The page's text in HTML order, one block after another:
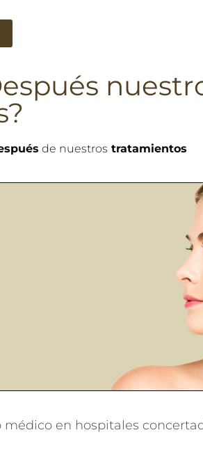
de nuestros tratamientos
en hospitales